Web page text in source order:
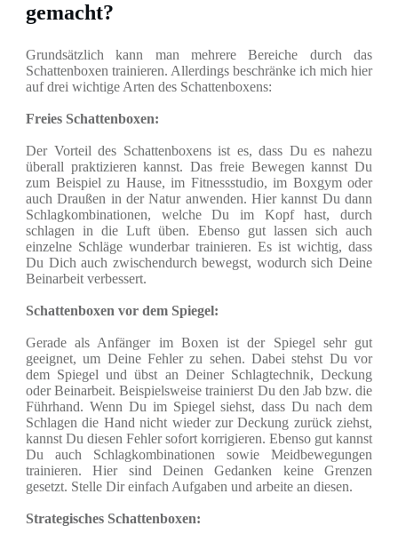
gemacht?
Grundsätzlich kann man mehrere Bereiche durch das
Schattenboxen trainieren. Allerdings beschränke ich mich hier
auf drei wichtige Arten des Schattenboxens:
Freies Schattenboxen:
Der Vorteil des Schattenboxens ist es, dass Du es nahezu
überall praktizieren kannst. Das freie Bewegen kannst Du
zum Beispiel zu Hause, im Fitnessstudio, im Boxgym oder
auch Draußen in der Natur anwenden. Hier kannst Du dann
Schlagkombinationen, welche Du im Kopf hast, durch
schlagen in die Luft üben. Ebenso gut lassen sich auch
einzelne Schläge wunderbar trainieren. Es ist wichtig, dass
Du Dich auch zwischendurch bewegst, wodurch sich Deine
Beinarbeit verbessert.
Schattenboxen vor dem Spiegel:
Gerade als Anfänger im Boxen ist der Spiegel sehr gut
geeignet, um Deine Fehler zu sehen. Dabei stehst Du vor
dem Spiegel und übst an Deiner Schlagtechnik, Deckung
oder Beinarbeit. Beispielsweise trainierst Du den Jab bzw. die
Führhand. Wenn Du im Spiegel siehst, dass Du nach dem
Schlagen die Hand nicht wieder zur Deckung zurück ziehst,
kannst Du diesen Fehler sofort korrigieren. Ebenso gut kannst
Du auch Schlagkombinationen sowie Meidbewegungen
trainieren. Hier sind Deinen Gedanken keine Grenzen
gesetzt. Stelle Dir einfach Aufgaben und arbeite an diesen.
Strategisches Schattenboxen: